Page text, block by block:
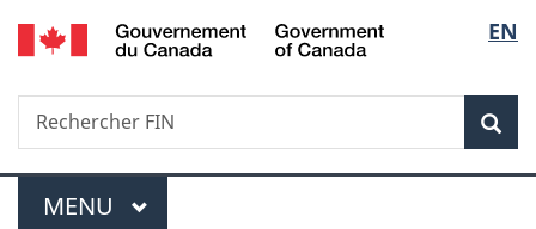
Passer
au
Passer
à
du
Passer
à
simplifiée
de
la
EN
Recherche
Rechercher
FIN
Menu
MENU PRINCIPAL